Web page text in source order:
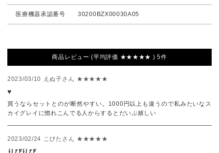
医療機器承認番号 30200BZX00030A05
商品レビュー (平均評価 ★★★★★ ) 5件
2023/03/10 えぬ子さん ★★★★★
♥
買うならセットとのが断然やすい。1000円以上も違うので私みたいなス
カイグレイに惚れこんでる人からするとだいぶ嬉しい
2023/02/24 こびたさん ★★★★★